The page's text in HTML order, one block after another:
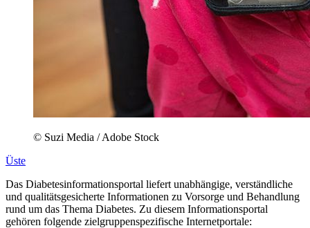
© Suzi Media / Adobe Stock
Üste
Das Diabetesinformationsportal liefert unabhängige, verständliche
und qualitätsgesicherte Informationen zu Vorsorge und Behandlung
rund um das Thema Diabetes. Zu diesem Informationsportal
gehören folgende zielgruppenspezifische Internetportale: